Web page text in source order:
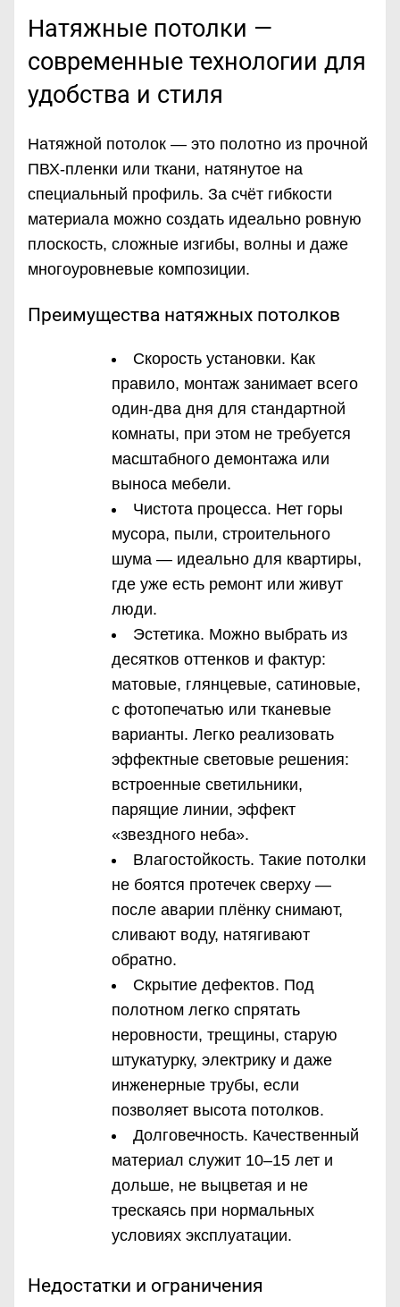
Натяжные потолки —
современные технологии для
удобства и стиля
Натяжной потолок — это полотно из прочной
ПВХ-пленки или ткани, натянутое на
специальный профиль. За счёт гибкости
материала можно создать идеально ровную
плоскость, сложные изгибы, волны и даже
многоуровневые композиции.
Преимущества натяжных потолков
Скорость установки. Как
правило, монтаж занимает всего
один-два дня для стандартной
комнаты, при этом не требуется
масштабного демонтажа или
выноса мебели.
Чистота процесса. Нет горы
мусора, пыли, строительного
шума — идеально для квартиры,
где уже есть ремонт или живут
люди.
Эстетика. Можно выбрать из
десятков оттенков и фактур:
матовые, глянцевые, сатиновые,
с фотопечатью или тканевые
варианты. Легко реализовать
эффектные световые решения:
встроенные светильники,
парящие линии, эффект
«звездного неба».
Влагостойкость. Такие потолки
не боятся протечек сверху —
после аварии плёнку снимают,
сливают воду, натягивают
обратно.
Скрытие дефектов. Под
полотном легко спрятать
неровности, трещины, старую
штукатурку, электрику и даже
инженерные трубы, если
позволяет высота потолков.
Долговечность. Качественный
материал служит 10–15 лет и
дольше, не выцветая и не
трескаясь при нормальных
условиях эксплуатации.
Недостатки и ограничения